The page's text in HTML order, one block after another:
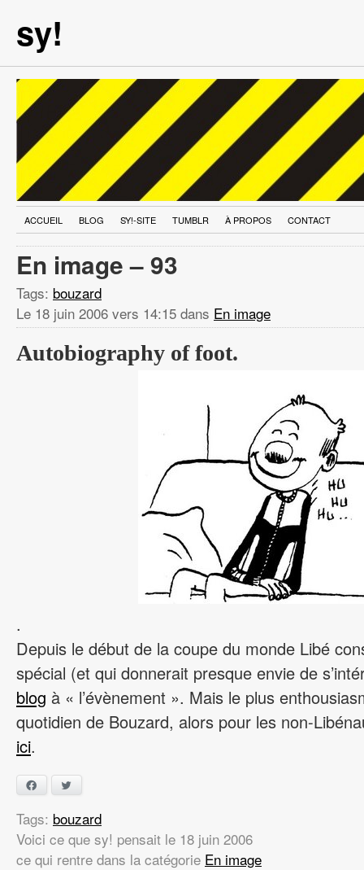
sy!
ACCUEIL BLOG SY!-SITE TUMBLR À PROPOS CONTACT
En image – 93
Tags: bouzard
Le 18 juin 2006 vers 14:15 dans En image
Autobiography of foot.
.
Depuis le début de la coupe du monde Libé
spécial (et qui donnerait presque envie de
blog à « l’évènement ». Mais le plus
quotidien de Bouzard, alors pour les non-
ici.
Facebook
Tags: bouzard
Voici ce que sy! pensait le 18 juin 2006
ce qui rentre dans la catégorie En image